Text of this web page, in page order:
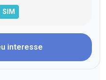
interesse